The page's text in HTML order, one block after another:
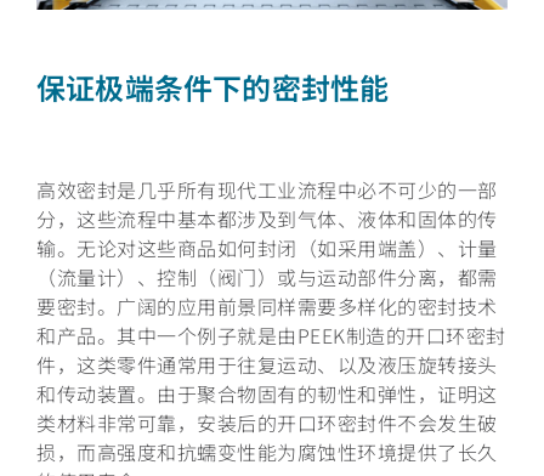
保证极端条件下的密封性能
高效密封是几乎所有现代工业流程中必不可少的一部
分，这些流程中基本都涉及到气体、液体和固体的传
输。无论对这些商品如何封闭（如采用端盖）、计量
（流量计）、控制（阀门）或与运动部件分离，都需
要密封。广阔的应用前景同样需要多样化的密封技术
和产品。其中一个例子就是由PEEK制造的开口环密封
件，这类零件通常用于往复运动、以及液压旋转接头
和传动装置。由于聚合物固有的韧性和弹性，证明这
类材料非常可靠，安装后的开口环密封件不会发生破
损，而高强度和抗蠕变性能为腐蚀性环境提供了长久